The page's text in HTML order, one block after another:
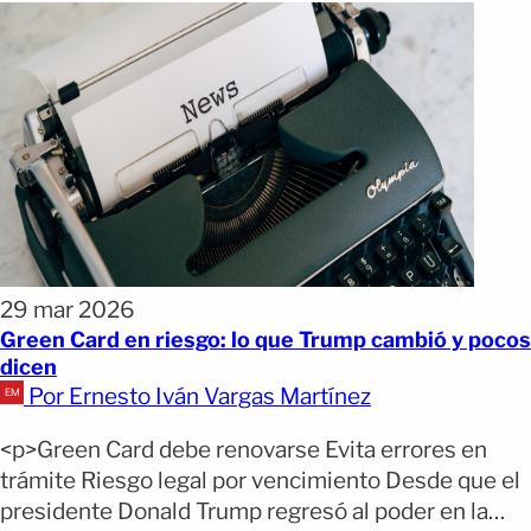
29 mar 2026
Green Card en riesgo: lo que Trump cambió y pocos
dicen
Por Ernesto Iván Vargas Martínez
<p>Green Card debe renovarse Evita errores en
trámite Riesgo legal por vencimiento Desde que el
presidente Donald Trump regresó al poder en la